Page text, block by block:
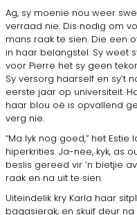
Ag, sy moenie nou weer
verraad nie. Dis nodig om
mans raak te sien. Die een
in haar belangstel. Sy weet
voor Pierre het sy geen
Sy versorg haarself en sy’t
eerste jaar op universiteit.
haar blou oë is opvallend
verg nie.
“Ma lyk nog goed,” het
hiperkrities. Ja-nee, kyk, as
beslis gereed vir ’n bietjie
raak en na uit te sien.
Uiteindelik kry Karla haar
bagasierak, en skuif deur